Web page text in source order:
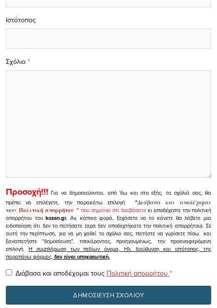
Σχόλιο *
Ιστότοπος
Προσοχή!!! Για να δημοσιεύονται, από 'δω και στο εξής, τα σχόλιά σας, θα
πρέπει να επιλέγετε, την παρακάτω επιλογή
"Διάβασα και αποδέχομαι
τουςΠολιτική απορρήτου" που σημαίνει ότι διαβάσατεκι αποδέχεστε την πολιτική
απορρήτου τουkozan.gr. Αν, κάποια φορά, ξεχάσετε να το κάνετε θα λάβετε μια
ειδοποίηση ότι δεν το πατήσατε (αρα δεν αποδεχτήκατε την πολιτική απορρήτου). Σε
αυτή την περίπτωση, για να μη χαθεί το σχόλιο σας, πατήστε να γυρίσετε πίσω και
ξαναπατήστε "δημοσίευση", τσεκάροντας, προηγουμένως, την προαναφερόμενη
επιλογή.Η συμπλήρωση των πεδίων όνομα, Ηλ. διεύθυνση και ιστότοπος, της
παραπάνω φόρμας, δεν είναι υποχρεωτική.
Διάβασα και αποδέχομαι τους Πολιτική απορρήτου *